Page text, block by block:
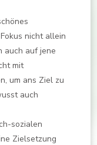
nicht allein
auch auf jene
mit
um ans Ziel zu
auch
sozialen
Zielsetzung